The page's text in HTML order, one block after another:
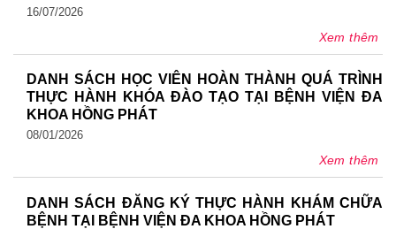
16/07/2026
Xem thêm
DANH SÁCH HỌC VIÊN HOÀN THÀNH QUÁ TRÌNH
THỰC HÀNH KHÓA ĐÀO TẠO TẠI BỆNH VIỆN ĐA
KHOA HỒNG PHÁT
08/01/2026
Xem thêm
DANH SÁCH ĐĂNG KÝ THỰC HÀNH KHÁM CHỮA
BỆNH TẠI BỆNH VIỆN ĐA KHOA HỒNG PHÁT